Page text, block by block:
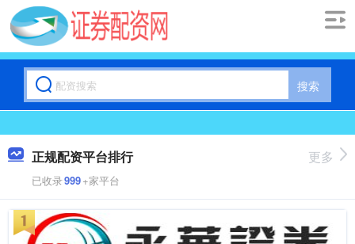
搜索
正规配资平台排行
已收录999+家平台
更多